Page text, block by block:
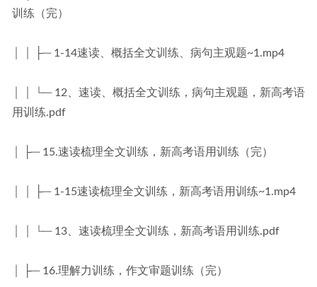
训练（完）
│ │ ├─ 1-14速读、概括全文训练、病句主观题~1.mp4
│ │ └─ 12、速读、概括全文训练，病句主观题，新高考语
用训练.pdf
│ ├─ 15.速读梳理全文训练，新高考语用训练（完）
│ │ ├─ 1-15速读梳理全文训练，新高考语用训练~1.mp4
│ │ └─ 13、速读梳理全文训练，新高考语用训练.pdf
│ ├─ 16.理解力训练，作文审题训练（完）